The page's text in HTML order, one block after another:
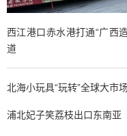
西江港口赤水港打通“广西
道
北海小玩具“玩转”全球大市
浦北妃子笑荔枝出口东南亚